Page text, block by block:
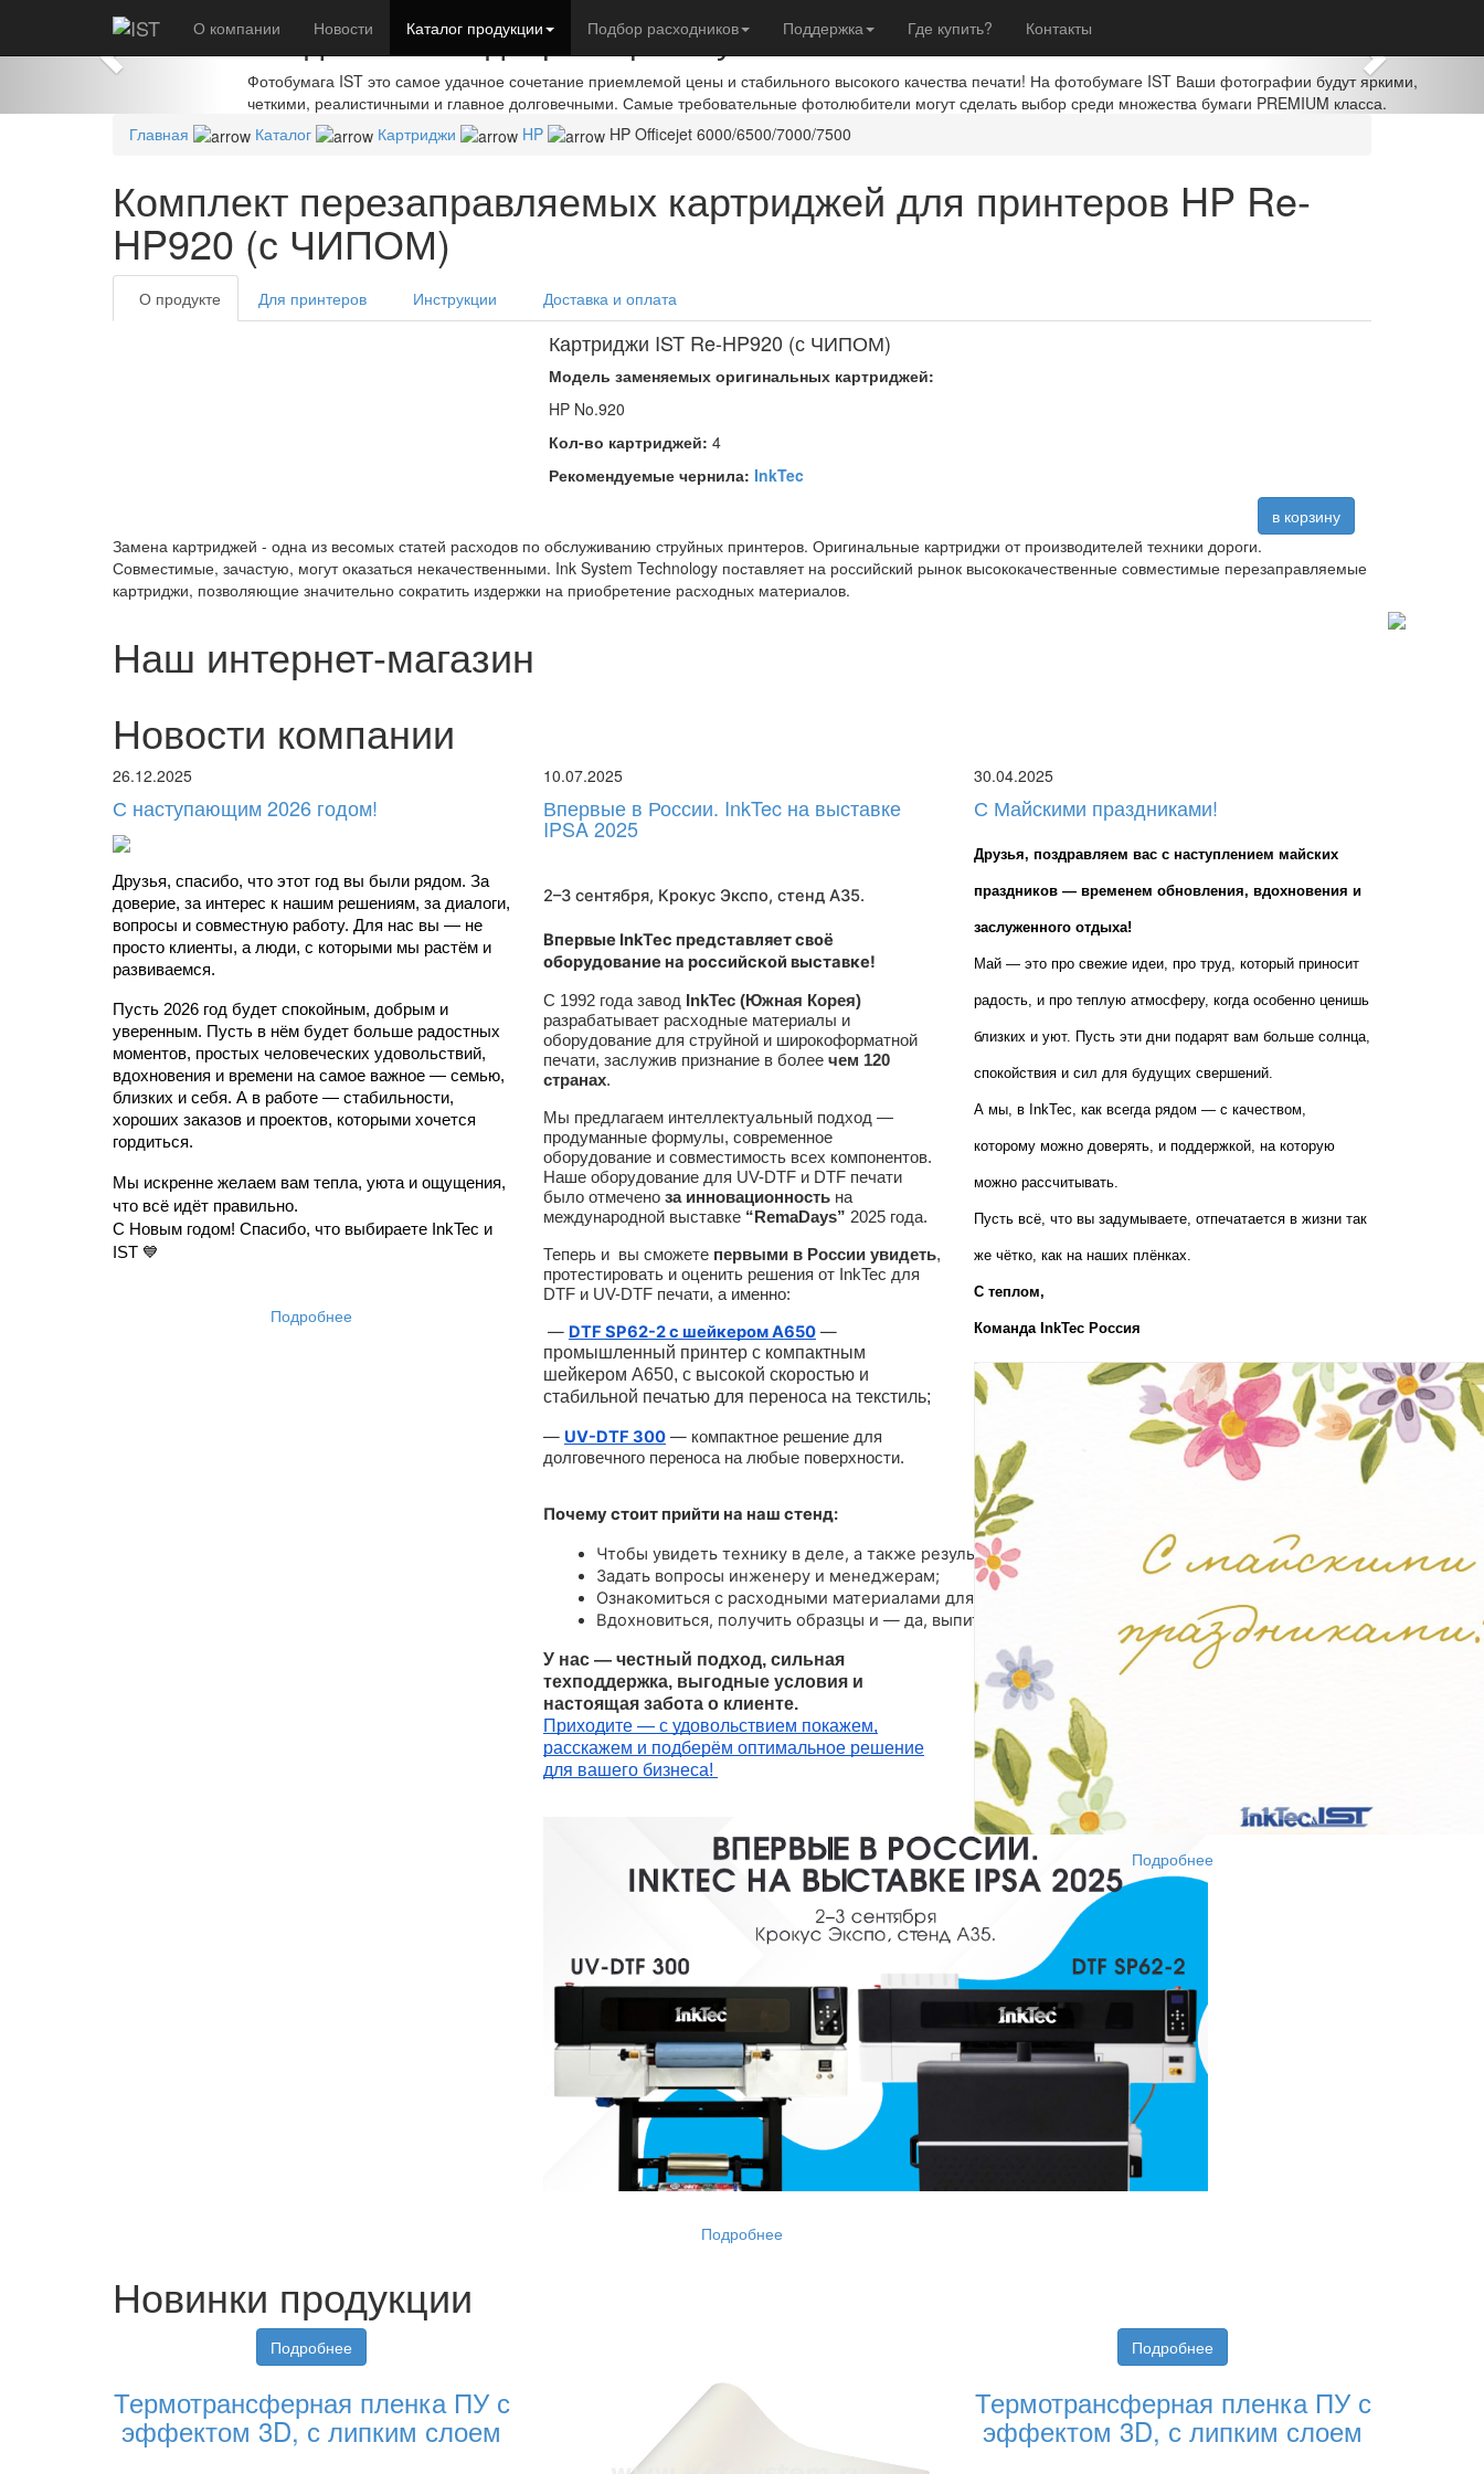
О компании Новости Каталог продукции Подбор расходников Поддержка Где купить? Контакты
Создавайте шедевры с фотобумагой IST
Фотобумага IST это самое удачное сочетание приемлемой цены и стабильного высокого качества печати! На фотобумаге IST Ваши фотографии будут яркими,
четкими, реалистичными и главное долговечными. Самые требовательные фотолюбители могут сделать выбор среди множества бумаги PREMIUM класса.
Previous
Главная Каталог Картриджи HP HP Officejet 6000/6500/7000/7500
Комплект перезаправляемых картриджей для принтеров HP Re-
HP920 (с ЧИПОМ)
О продукте Для принтеров Инструкции Доставка и оплата
Картриджи IST Re-HP920 (с ЧИПОМ)
Модель заменяемых оригинальных картриджей:
HP No.920
Кол-во картриджей: 4
Рекомендуемые чернила: InkTec
в корзину
Замена картриджей - одна из весомых статей расходов по обслуживанию струйных принтеров. Оригинальные картриджи от производителей техники дороги.
Совместимые, зачастую, могут оказаться некачественными. Ink System Technology поставляет на российский рынок высококачественные совместимые перезаправляемые
картриджи, позволяющие значительно сократить издержки на приобретение расходных материалов.
Наш интернет-магазин
Новости компании
26.12.2025
С наступающим 2026 годом!
Друзья, спасибо, что этот год вы были рядом. За
доверие, за интерес к нашим решениям, за диалоги,
вопросы и совместную работу. Для нас вы — не
просто клиенты, а люди, с которыми мы растём и
развиваемся.
Пусть 2026 год будет спокойным, добрым и
уверенным. Пусть в нём будет больше радостных
моментов, простых человеческих удовольствий,
вдохновения и времени на самое важное — семью,
близких и себя. А в работе — стабильности,
хороших заказов и проектов, которыми хочется
гордиться.
Мы искренне желаем вам тепла, уюта и ощущения,
что всё идёт правильно.
С Новым годом! Спасибо, что выбираете InkTec и
IST 💙
Подробнее
10.07.2025
Впервые в России. InkTec на выставке
IPSA 2025
2–3 сентября, Крокус Экспо, стенд A35.
Впервые InkTec представляет своё
оборудование на российской выставке!
С 1992 года завод InkTec (Южная Корея)
разрабатывает расходные материалы и
оборудование для струйной и широкоформатной
печати, заслужив признание в более чем 120
странах.
Мы предлагаем интеллектуальный подход —
продуманные формулы, современное
оборудование и совместимость всех компонентов.
Наше оборудование для UV-DTF и DTF печати
было отмечено за инновационность на
международной выставке “RemaDays” 2025 года.
Теперь и вы сможете первыми в России увидеть,
протестировать и оценить решения от InkTec для
DTF и UV-DTF печати, а именно:
— DTF SP62-2 с шейкером A650 —
промышленный принтер с компактным
шейкером А650, с высокой скоростью и
стабильной печатью для переноса на текстиль;
— UV-DTF 300 — компактное решение для
долговечного переноса на любые поверхности.
Почему стоит прийти на наш стенд:
Чтобы увидеть технику в деле, а также результат печати;
Задать вопросы инженеру и менеджерам;
Ознакомиться с расходными материалами для UV-DTF, DTF и широкоформатной печати;
Вдохновиться, получить образцы и — да, выпить хорошего кофе:)
У нас — честный подход, сильная
техподдержка, выгодные условия и
настоящая забота о клиенте.
Приходите — с удовольствием покажем,
расскажем и подберём оптимальное решение
для вашего бизнеса!
Подробнее
30.04.2025
С Майскими праздниками!
Друзья, поздравляем вас с наступлением майских
праздников — временем обновления, вдохновения и
заслуженного отдыха!
Май — это про свежие идеи, про труд, который приносит
радость, и про теплую атмосферу, когда особенно ценишь
близких и уют. Пусть эти дни подарят вам больше солнца,
спокойствия и сил для будущих свершений.
А мы, в InkTec, как всегда рядом — с качеством,
которому можно доверять, и поддержкой, на которую
можно рассчитывать.
Пусть всё, что вы задумываете, отпечатается в жизни так
же чётко, как на наших плёнках.
С теплом,
Команда InkTec Россия
Подробнее
Новинки продукции
Подробнее
Термотрансферная пленка ПУ с
эффектом 3D, с липким слоем
Подробнее
Термотрансферная пленка ПУ с
эффектом 3D, с липким слоем